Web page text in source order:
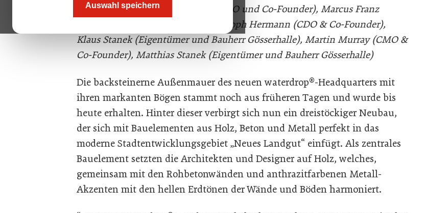
Auswahl speichern
Bild oben, v.l.n.r. Henry Murray (CEO und Co-Founder), Marcus Franz
(Bezirksvorsteher 10. Bezirk), Christoph Hermann (CDO & Co-Founder),
Klaus Stanek (Eigentümer und Bauherr Gösserhalle), Martin Murray (CMO &
Co-Founder), Matthias Stanek (Eigentümer und Bauherr Gösserhalle)
Die backsteinerne Außenmauer des neuen waterdrop®-Headquarters mit
ihren markanten Bögen stammt noch aus früheren Tagen und wurde bis
heute erhalten. Hinter dieser verbirgt sich nun ein dreistöckiger Neubau,
der sich mit Bauelementen aus Holz, Beton und Metall perfekt in das
moderne Stadtentwicklungsgebiet „Neues Landgut“ einfügt. Als zentrales
Bauelement setzten die Architekten und Designer auf Holz, welches,
gemeinsam mit den Rohbetonwänden und anthrazitfarbenen Metall-
Akzenten mit den hellen Erdtönen der Wände und Böden harmoniert.